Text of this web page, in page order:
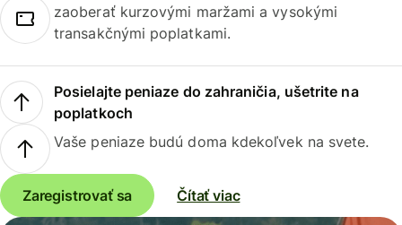
zaoberať kurzovými maržami a vysokými
transakčnými poplatkami.
Posielajte peniaze do zahraničia, ušetrite na
poplatkoch
Vaše peniaze budú doma kdekoľvek na svete.
Zaregistrovať sa Čítať viac